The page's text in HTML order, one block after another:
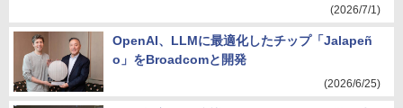
(2026/7/1)
OpenAI、LLMに最適化したチップ「Jalapeñ
o」をBroadcomと開発
(2026/6/25)